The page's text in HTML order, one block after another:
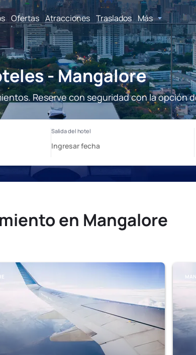
Ofertas Atracciones Traslados Más
- Mangalore
Reserve con seguridad con la opción
en Mangalore